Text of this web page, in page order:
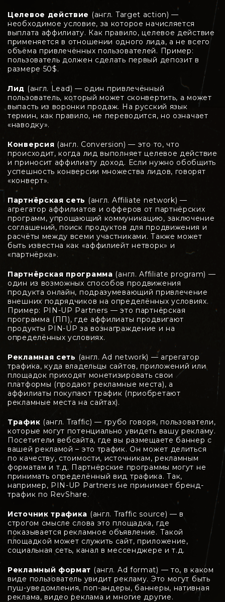
Целевое действие (англ. Target action) —
необходимое условие, за которое начисляется
выплата аффилиату. Как правило, целевое действие
применяется в отношении одного лида, а не всего
объёма привлечённых пользователей. Пример:
пользователь должен сделать первый депозит в
размере 50$.
Лид (англ. Lead) — один привлечённый
пользователь, который может сконвертить, а может
выпасть из воронки продаж. На русский язык
термин, как правило, не переводится, но означает
«наводку».
Конверсия (англ. Conversion) — это то, что
происходит, когда лид выполняет целевое действие
и приносит аффилиату доход. Если нужно обобщить
успешность конверсии множества лидов, говорят
«конверт».
Партнёрская сеть (англ. Affiliate network) —
агрегатор аффилиатов и офферов от партнёрских
программ, упрощающий коммуникацию, заключение
соглашений, поиск продуктов для продвижения и
расчёты между всеми участниками. Также может
быть известна как «аффилиейт нетворк» и
«партнёрка».
Партнёрская программа (англ. Affiliate program) —
один из возможных способов продвижения
продукта онлайн, подразумевающий привлечение
внешних подрядчиков на определённых условиях.
Пример: PIN-UP Partners — это партнёрская
программа (ПП), где аффилиаты продвигают
продукты PIN-UP за вознаграждение и на
определённых условиях.
Рекламная сеть (англ. Ad network) — агрегатор
трафика, куда владельцы сайтов, приложений или
площадок приходят монетизировать свои
платформы (продают рекламные места), а
аффилиаты покупают трафик (приобретают
рекламные места на сайтах).
Трафик (англ. Traffic) — грубо говоря, пользователи,
которые могут потенциально увидеть вашу рекламу.
Посетители вебсайта, где вы размещаете баннер с
вашей рекламой – это трафик. Он может делиться
по качеству, стоимости, источникам, рекламным
форматам и т.д. Партнёрские программы могут не
принимать определённый вид трафика. Так,
например, PIN-UP Partners не принимает бренд-
трафик по RevShare.
Источник трафика (англ. Traffic source) — в
строгом смысле слова это площадка, где
показывается рекламное объявление. Такой
площадкой может служить сайт, приложение,
социальная сеть, канал в мессенджере и т.д.
Рекламный формат (англ. Ad format) — то, в каком
виде пользователь увидит рекламу. Это могут быть
пуш-уведомления, поп-андеры, баннеры, нативная
реклама, видео реклама и многие другие.